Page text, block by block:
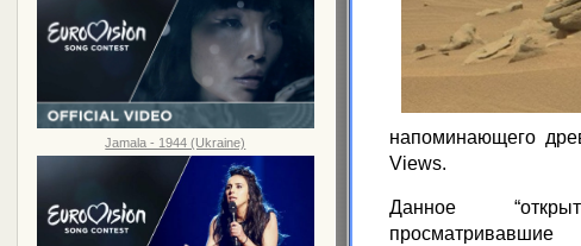
Jamala - 1944 (Ukraine)
напоминающего
Views.
Данное